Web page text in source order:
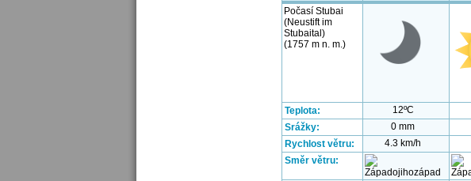
Počasí Stubai
(Neustift im
Stubaital)
(1757 m n. m.)
Teplota: 12ºC
Srážky:
0 mm
Rychlost větru:
4.3 km/h
Směr větru: